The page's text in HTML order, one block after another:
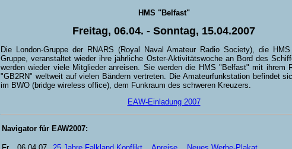
HMS "Belfast"
Freitag, 06.04. - Sonntag, 15.04.2007
Die London-Gruppe der RNARS (Royal Naval Amateur Radio Society), die
Gruppe, veranstaltet wieder ihre jährliche Oster-Aktivitätswoche an Bord des
werden wieder viele Mitglieder anreisen. Sie werden die HMS "Belfast" mit ihrem
"GB2RN" weltweit auf vielen Bändern vertreten. Die Amateurfunkstation befindet
im BWO (bridge wireless office), dem Funkraum des schweren Kreuzers.
EAW-Einladung 2007
Navigator für EAW2007: